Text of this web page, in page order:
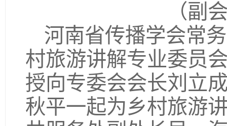
（副
河南省传播学会常
村旅游讲解专业委员
授向专委会会长刘立
秋平一起为乡村旅游